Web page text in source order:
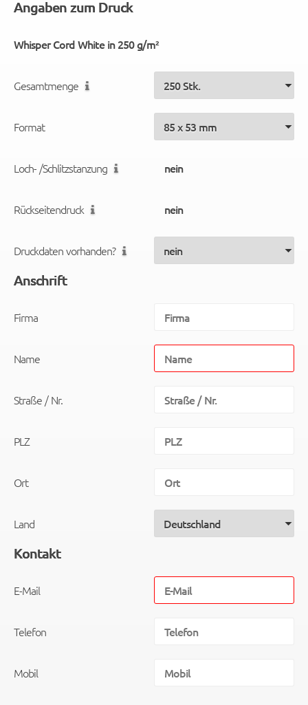
Angaben zum Druck
Whisper Cord White in 250 g/m²
Gesamtmenge
Format
Loch- /Schlitzstanzung
Rückseitendruck
Druckdaten vorhanden?
Anschrift
Firma
Name
Straße / Nr.
PLZ
Ort
Land
Kontakt
E-Mail
Telefon
Mobil